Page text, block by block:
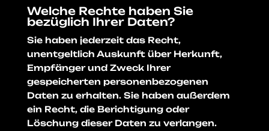
Welche Rechte haben Sie
bezüglich Ihrer Daten?
Sie haben jederzeit das Recht,
unentgeltlich Auskunft über Herkunft,
Empfänger und Zweck Ihrer
gespeicherten personenbezogenen
Daten zu erhalten. Sie haben außerdem
ein Recht, die Berichtigung oder
Löschung dieser Daten zu verlangen.